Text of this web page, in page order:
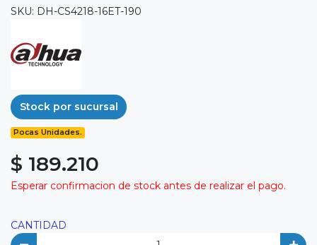
SKU: DH-CS4218-16ET-190
Stock por sucursal
Pocas Unidades.
$ 189.210
Esperar confirmacion de stock antes de realizar el pago.
CANTIDAD